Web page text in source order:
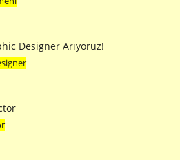
Designer Arıyoruz!